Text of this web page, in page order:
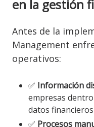
en la gestión
Antes de la
Management
operativos:
✅ Información
empresas
datos
✅ Procesos